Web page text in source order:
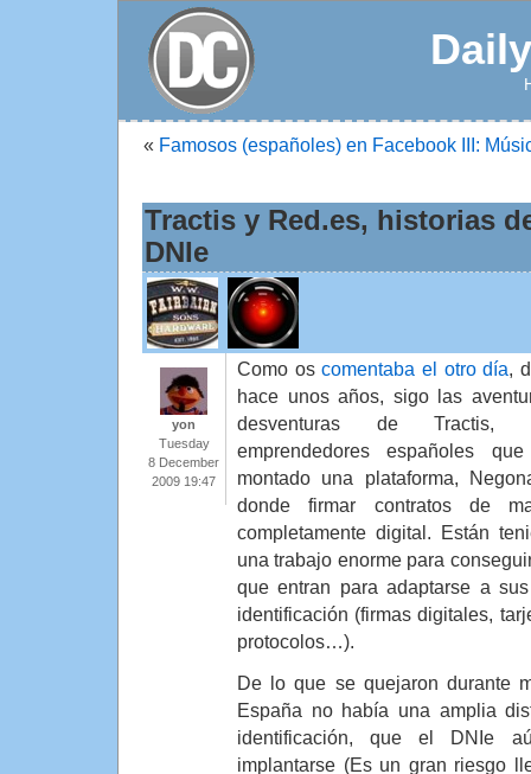
« Famosos (españoles) en Facebook III:
Tractis y Red.es, historias
DNIe
yon
Tuesday
8 December
2009 19:47
Como oscomentaba el otro día ,
hace unos años, sigo las
desventuras de Tractis,
emprendedores españoles
montado una plataforma,
donde firmar contratos de
completamente digital. Están
una trabajo enorme para
que entran para adaptarse a
identificación (firmas digitales,
protocolos…).
De lo que se quejaron durante
España no había una amplia
identificación, que el DNIe
implantarse (Es un gran riesgo